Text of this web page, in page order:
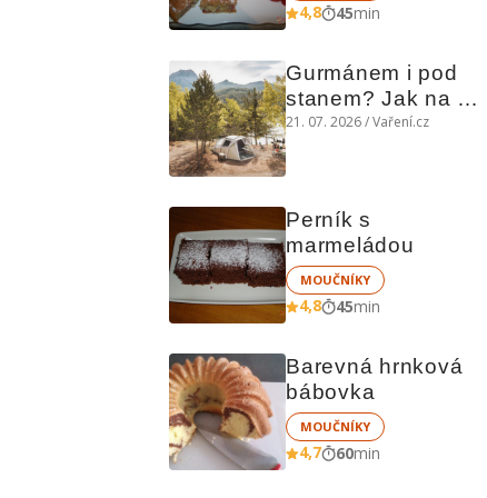
4,8 45min
Gurmánem i pod
stanem? Jak na
polní kuchyni a na
21. 07. 2026 / Vaření.cz
Perník s
marmeládou
MOUČNÍKY
4,8 45min
Barevná hrnková
bábovka
MOUČNÍKY
4,7 60min